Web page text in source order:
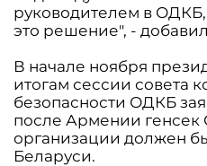
руководителем в
это решение", - добавил
В начале ноября
итогам сессии совета
безопасности ОДКБ
после Армении генсек
организации должен
Беларуси.